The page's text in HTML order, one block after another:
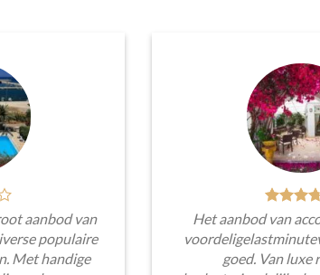
aanbod van
populaire
Met handige
Het aanbod van
goed. Van luxe